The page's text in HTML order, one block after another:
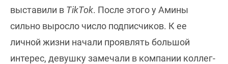
выставили в TikTok. После этого у Амины
сильно выросло число подписчиков. К ее
личной жизни начали проявлять большой
интерес, девушку замечали в компании коллег-